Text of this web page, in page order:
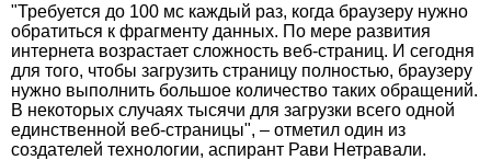
"Требуется до 100 мс каждый раз, когда браузеру нужно
обратиться к фрагменту данных. По мере развития
интернета возрастает сложность веб-страниц. И сегодня
для того, чтобы загрузить страницу полностью, браузеру
нужно выполнить большое количество таких обращений.
В некоторых случаях тысячи для загрузки всего одной
единственной веб-страницы", – отметил один из
создателей технологии, аспирант Рави Нетравали.